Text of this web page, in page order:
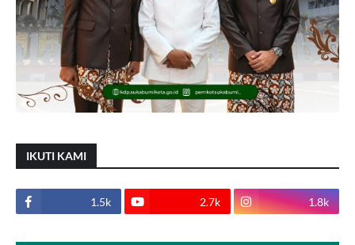
IKUTI KAMI
1.5k 2.7k 1.8k